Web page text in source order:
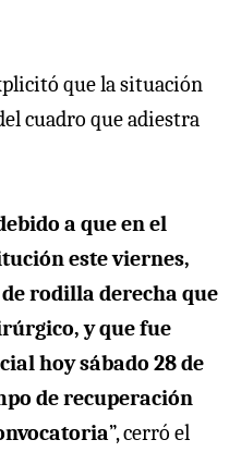
que la situación
cuadro que adiestra
a que en el
este viernes,
rodilla derecha que
y que fue
hoy sábado 28 de
de recuperación
”, cerró el